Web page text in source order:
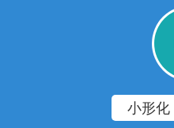
小形化